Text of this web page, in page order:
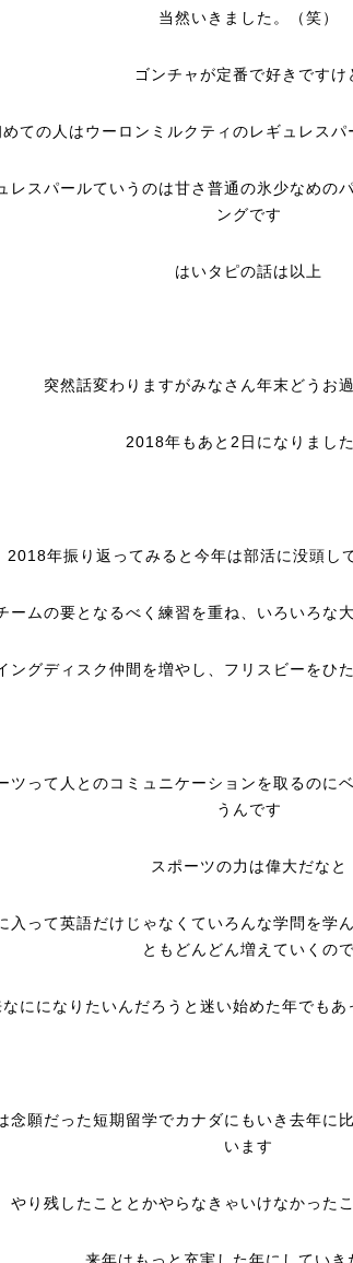
当然いきました。（笑）
ゴンチャが定番で好きですけ
ての人はウーロンミルクティのレギュレスパ
レスパールていうのは甘さ普通の氷少なめの
ングです
はいタピの話は以上
突然話変わりますがみなさん年末どうお
2018年もあと2日になりまし
2018年振り返ってみると今年は部活に没頭し
ームの要となるべく練習を重ね、いろいろな
ングディスク仲間を増やし、フリスビーをひ
ツって人とのコミュニケーションを取るのに
うんです
スポーツの力は偉大だなと
入って英語だけじゃなくていろんな学問を学
ともどんどん増えていくので
にになりたいんだろうと迷い始めた年でもあ
念願だった短期留学でカナダにもいき去年に
います
やり残したこととかやらなきゃいけなかった